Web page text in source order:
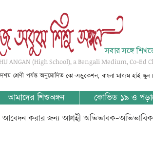
সবার সঙ্গে
ANGAN (High School), a Bengali Medium, Co-Ed
শ্রেণী পর্যন্ত অনুমোদিত কো-এডুকেশন, বাংলা মাধ্যম হাই স্কুল।
আমাদের শিশুঅঙ্গন কোভিড ১৯ ও
করার জন্য আগ্রহী অভিভাবক-